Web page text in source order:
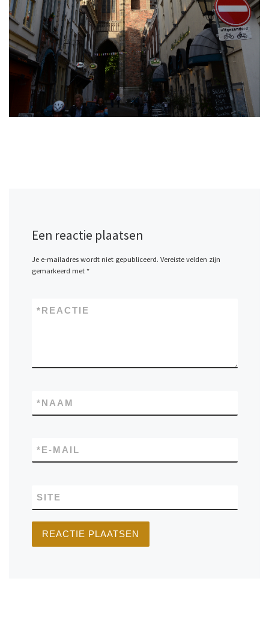
Een reactie plaatsen
Je e-mailadres wordt niet gepubliceerd. Vereiste velden zijn
gemarkeerd met *
REACTIE
*
NAAM
*
E-MAIL
*
SITE